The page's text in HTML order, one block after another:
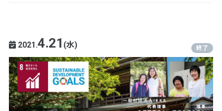
2021.4.21 (水) 終了